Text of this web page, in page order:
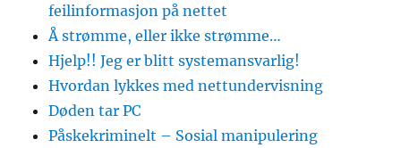
feilinformasjon på nettet
Å strømme, eller ikke strømme…
Hjelp!! Jeg er blitt systemansvarlig!
Hvordan lykkes med nettundervisning
Døden tar PC
Påskekriminelt – Sosial manipulering